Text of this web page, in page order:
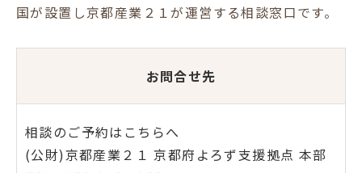
国が設置し京都産業２１が運営する相談窓口です。
お問合せ先
相談のご予約はこちらへ
(公財)京都産業２１ 京都府よろず支援拠点 本部